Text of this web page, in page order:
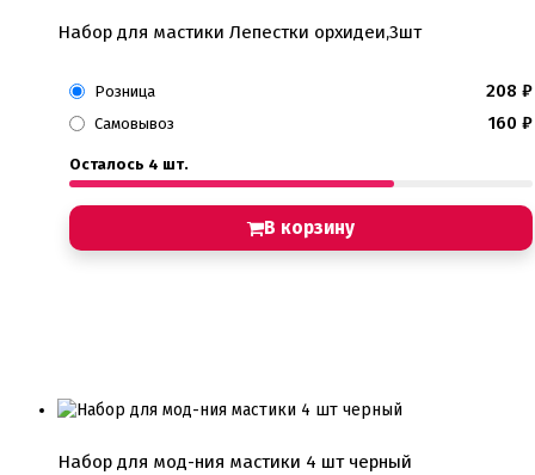
Набор для мастики Лепестки орхидеи,3шт
Розница 208 ₽
Самовывоз 160 ₽
Осталось 4 шт.
В корзину
Набор для мод-ния мастики 4 шт черный